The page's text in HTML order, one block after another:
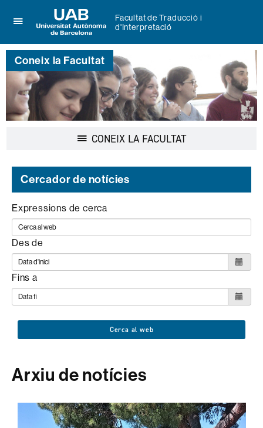
per
desplegar
el
menú
de
Facultat
de
Traducció
Universitat
Autònoma
de
Barcelona
Facultat de Traducció i
d'Interpretació
Coneix la Facultat
CONEIX LA FACULTATDesplegar
Cercador de notícies
Expressions de cerca
Des de
Fins a
Cerca al web
Arxiu de notícies